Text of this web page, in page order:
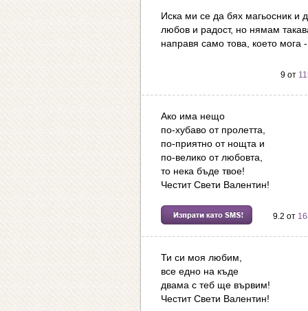
Иска ми се да бях магьосник и
любов и радост, но нямам
направя само това, което мога
9 от
Ако има нещо
по-хубаво от пролетта,
по-приятно от нощта и
по-велико от любовта,
то нека бъде твое!
Честит Свети Валентин!
9.2 от
Ти си моя любим,
все едно на къде
двама с теб ще вървим!
Честит Свети Валентин!